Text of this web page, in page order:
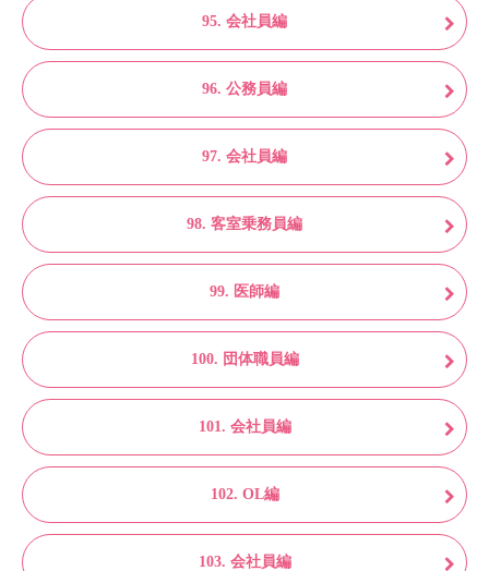
95. 会社員編
96. 公務員編
97. 会社員編
98. 客室乗務員編
99. 医師編
100. 団体職員編
101. 会社員編
102. OL編
103. 会社員編